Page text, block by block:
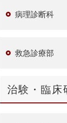
病理診断科
救急診療部
治験・臨床